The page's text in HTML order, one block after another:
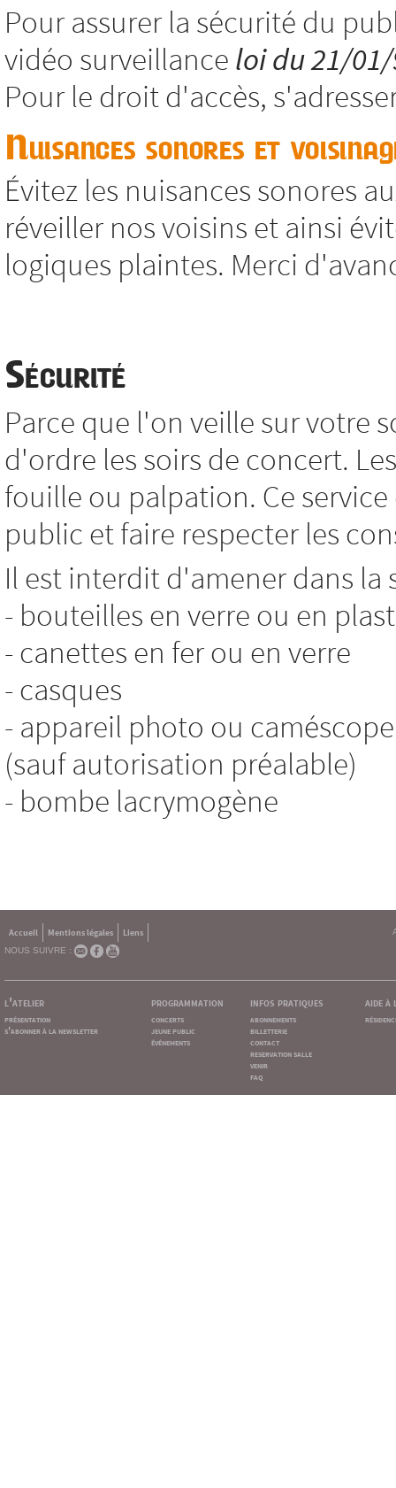
Pour assurer la sécurité du
vidéo surveillance loi du 21/
Pour le droit d'accès,
Nuisances sonores et
Évitez les nuisances sonores
réveiller nos voisins et ainsi
logiques plaintes. Merci
Sécurité
Parce que l'on veille sur votre
d'ordre les soirs de concert.
fouille ou palpation. Ce
public et faire respecter les
Il est interdit d'amener dans la
- bouteilles en verre ou en
- canettes en fer ou en verre
- casques
- appareil photo ou
(sauf autorisation préalable)
- bombe lacrymogène
Accueil Mentions légales
Liens
NOUS SUIVRE :
l'atelier
présentation
s'abonner à la newsletter
programmation
concerts
jeune public
événements
infos pratiques
abonnements
billetterie
contact
reservation salle
venir
faq
aide